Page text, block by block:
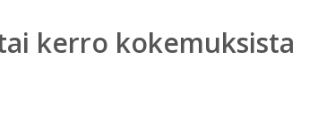
kerro kokemuksista